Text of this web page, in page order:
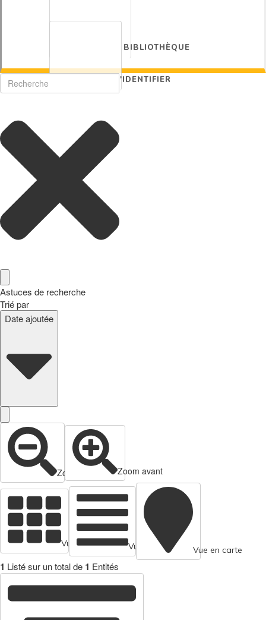
BIBLIOTHÈQUE
S'IDENTIFIER
Astuces de recherche
Trié par
Date ajoutée
Zoom arrière Zoom avant
Vue en cartes Vue tabulaire Vue en carte
1 Listé sur un total de 1 Entités